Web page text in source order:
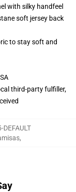
with silky handfeel
soft jersey back
to stay soft and
third-party fulfiller,
,